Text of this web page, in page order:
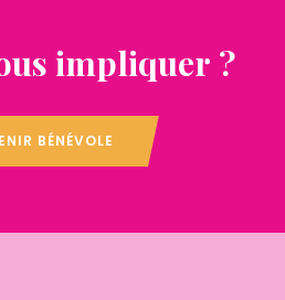
impliquer ?
BÉNÉVOLE